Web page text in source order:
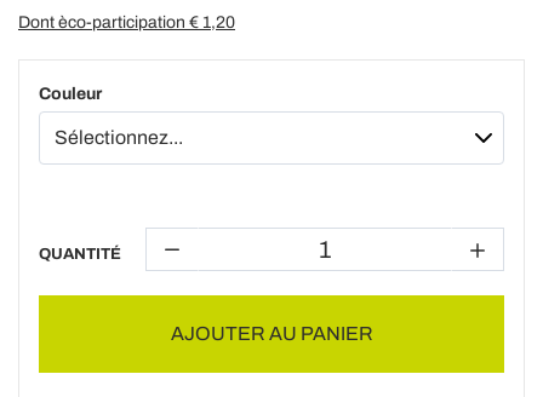
Dont èco-participation € 1,20
Couleur
QUANTITÉ
AJOUTER AU PANIER